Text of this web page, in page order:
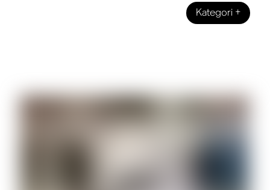
Kategori+